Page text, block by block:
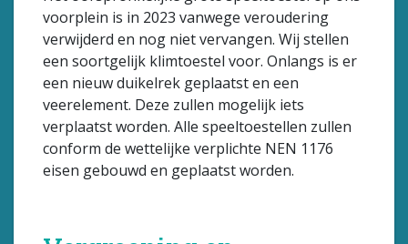
voorplein is in 2023 vanwege veroudering
verwijderd en nog niet vervangen. Wij stellen
een soortgelijk klimtoestel voor. Onlangs is er
een nieuw duikelrek geplaatst en een
veerelement. Deze zullen mogelijk iets
verplaatst worden. Alle speeltoestellen zullen
conform de wettelijke verplichte NEN 1176
eisen gebouwd en geplaatst worden.